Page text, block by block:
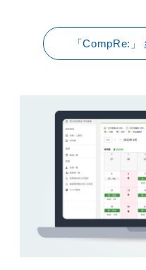
「CompRe: